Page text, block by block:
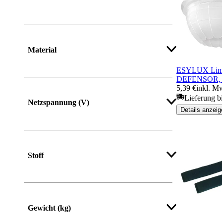
Material
Netzspannung (V)
Stoff
Gewicht (kg)
ESYLUX
5,39 €inkl.
Lieferung
Details